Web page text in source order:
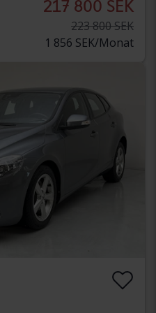
217 800 SEK
223 800 SEK
1 856 SEK/Monat